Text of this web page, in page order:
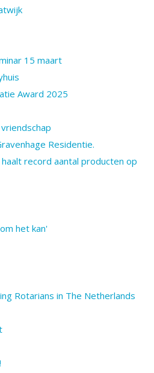
15 maart
Award 2025
Residentie.
haalt record aantal producten op
het kan'
Rotarians in The Netherlands